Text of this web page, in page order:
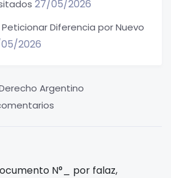
Argentino
N°_ por falaz,
27/05/2026
Diferencia por Nuevo
2026